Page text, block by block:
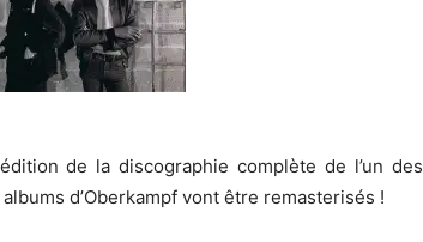
de la discographie complète de l’un des
d’Oberkampf vont être remasterisés !